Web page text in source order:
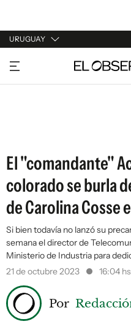
URUGUAY
URUGUAY
ARGENTINA
El "comandante"
colorado se burla
de Carolina Cosse
Si bien todavía no lanzó su
semana el director de
Ministerio de Industria para
21 de octubre 2023
16:04 hs
Por